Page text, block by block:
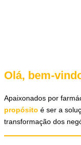
Olá, bem-
Apaixonados por
propósito é ser a
transformação dos